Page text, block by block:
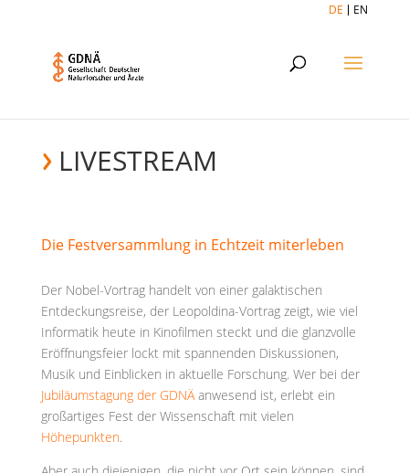
DE EN
LIVESTREAM
Die Festversammlung in Echtzeit miterleben
Der Nobel-Vortrag handelt von einer galaktischen
Entdeckungsreise, der Leopoldina-Vortrag zeigt, wie viel
Informatik heute in Kinofilmen steckt und die glanzvolle
Eröffnungsfeier lockt mit spannenden Diskussionen,
Musik und Einblicken in aktuelle Forschung. Wer bei der
Jubiläumstagung der GDNÄanwesend ist, erlebt ein
großartiges Fest der Wissenschaft mit vielen
Höhepunkten.